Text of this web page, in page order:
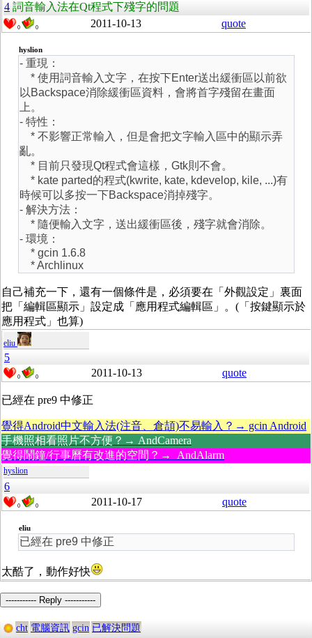
4 詞音輸入法在Qt程式下殘字的問題
0 0 2011-10-13 quote
hyslion
- 重現：
* 使用詞音輸入文字，在按下Enter送出緩衝區以前欲
以Backspace消除緩衝區資料，會將首字殘留在畫面
上。
- 特性：
* 不影響正常輸入，但是會把文字輸入區中的顯示弄
亂。
* 目前只發現Qt程式會這樣，Gtk則不會。
* kate parted的程式(kwrite, kate, kdevelop, kile, ...)有
時候可以多按一下Backspace消掉殘字。
- 解決方法：
* 隨便輸入文字，送出緩衝區後，殘字就會消除。
- 環境：
* gcin 1.6.8
* Archlinux
自己補充一下，還有一個條件是，必須要在「外觀設定」裏面
把「編輯區顯示」設定成「應用程式編輯區」。(「按鍵顯示於
應用程式」也算)
eliu
5
0 0 2011-10-13 quote
已經在 pre9 中修正
覺得Android中文輸入法(注音、倉頡)不易輸入？→ gcin Android
手機照相看照片不方便？→ AndCamera
覺得鬧鐘/行事曆有改進的空間？→ AndAlarm
hyslion
6
0 0 2011-10-17 quote
eliu
已經在 pre9 中修正
太酷了，動作好快
----------- Reply -----------
cht 電腦資訊 gcin 已解決問題